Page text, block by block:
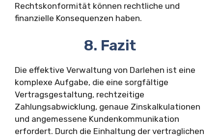
Rechtskonformität können rechtliche und
finanzielle Konsequenzen haben.
8. Fazit
Die effektive Verwaltung von Darlehen ist eine
komplexe Aufgabe, die eine sorgfältige
Vertragsgestaltung, rechtzeitige
Zahlungsabwicklung, genaue Zinskalkulationen
und angemessene Kundenkommunikation
erfordert. Durch die Einhaltung der vertraglichen